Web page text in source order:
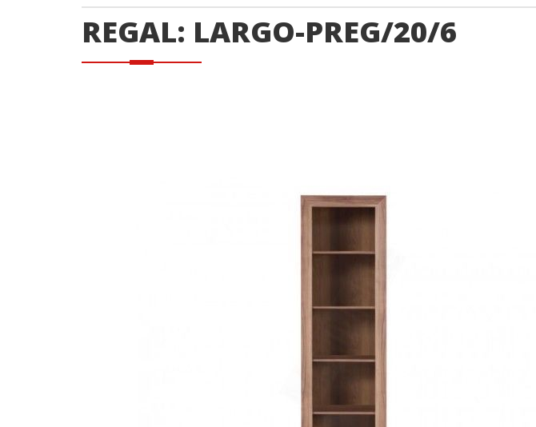
REGAL: LARGO-PREG/20/6